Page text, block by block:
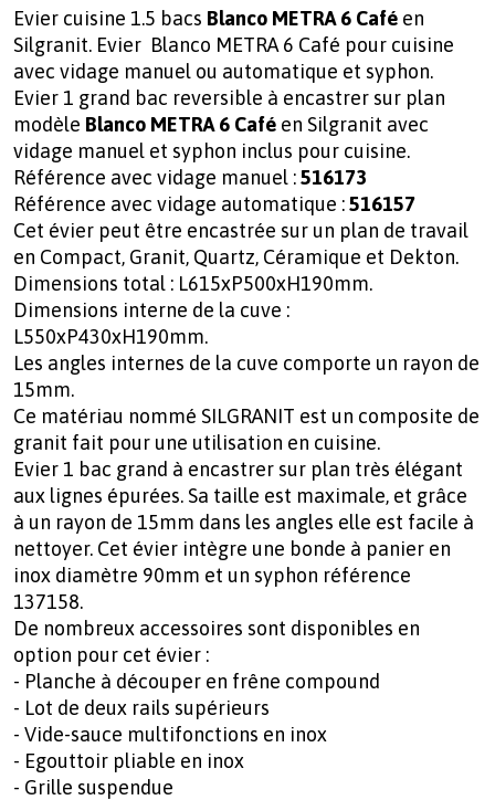
Evier cuisine 1.5 bacs Blanco METRA 6 Café en
Silgranit. Evier Blanco METRA 6 Café pour cuisine
avec vidage manuel ou automatique et syphon.
Evier 1 grand bac reversible à encastrer sur plan
modèle Blanco METRA 6 Café en Silgranit avec
vidage manuel et syphon inclus pour cuisine.
Référence avec vidage manuel :516173
Référence avec vidage automatique :516157
Cet évier peut être encastrée sur un plan de travail
en Compact, Granit, Quartz, Céramique et Dekton.
Dimensions total : L615xP500xH190mm.
Dimensions interne de la cuve :
L550xP430xH190mm.
Les angles internes de la cuve comporte un rayon de
15mm.
Ce matériau nommé SILGRANIT est un composite de
granit fait pour une utilisation en cuisine.
Evier 1 bac grand à encastrer sur plan très élégant
aux lignes épurées. Sa taille est maximale, et grâce
à un rayon de 15mm dans les angles elle est facile à
nettoyer. Cet évier intègre une bonde à panier en
inox diamètre 90mm et un syphon référence
137158.
De nombreux accessoires sont disponibles en
option pour cet évier :
- Planche à découper en frêne compound
- Lot de deux rails supérieurs
- Vide-sauce multifonctions en inox
- Egouttoir pliable en inox
- Grille suspendue